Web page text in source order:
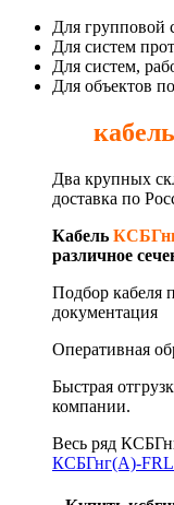
Для групповой
Для систем
Для систем,
Для объектов
Два крупных
доставка по
Кабель
различное
Подбор кабеля
документация
Оперативная
Быстрая
компании.
Весь ряд
КСБГнг(А)-